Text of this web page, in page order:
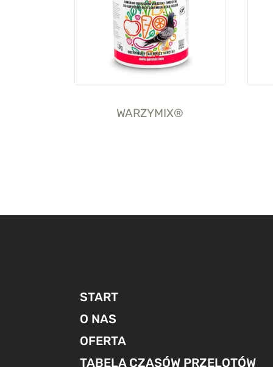
WARZYMIX®
START
O NAS
OFERTA
TABELA CZASÓW PRZELOTÓW